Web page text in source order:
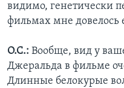
видимо, генетически
фильмах мне довелось
О.С.: Вообще, вид у
Джеральда в фильме
Длинные белокурые